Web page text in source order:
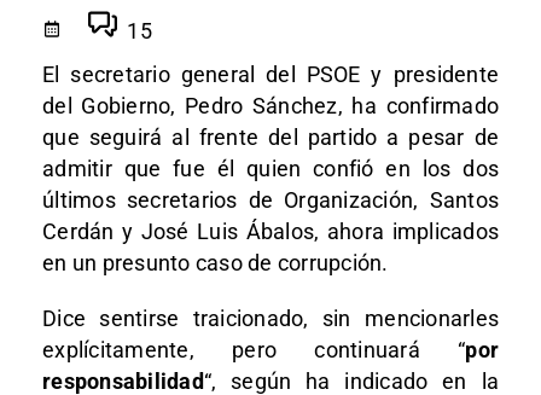
15
El secretario general del PSOE y presidente
del Gobierno, Pedro Sánchez, ha confirmado
que seguirá al frente del partido a pesar de
admitir que fue él quien confió en los dos
últimos secretarios de Organización, Santos
Cerdán y José Luis Ábalos, ahora implicados
en un presunto caso de corrupción.
Dice sentirse traicionado, sin mencionarles
explícitamente, pero continuará “por
responsabilidad“, según ha indicado en la